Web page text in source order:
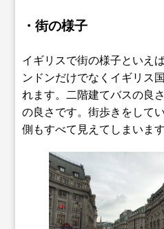
・街の様子
イギリスで街の様子といえ
ンドンだけでなくイギリス
れます。二階建てバスの良
の良さです。街歩きをして
側もすべて見えてしまいます